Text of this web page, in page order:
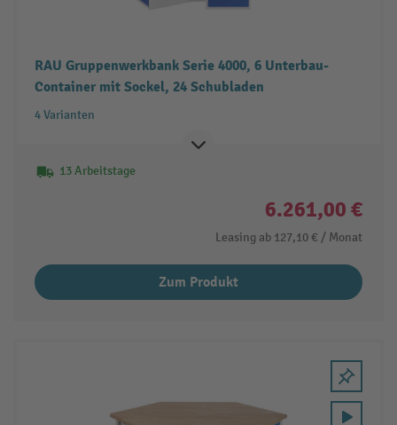
RAU Gruppenwerkbank Serie 4000, 6 Unterbau-
Container mit Sockel, 24 Schubladen
4 Varianten
13 Arbeitstage
6.261,00 €
Leasing ab 127,10 € / Monat
Zum Produkt